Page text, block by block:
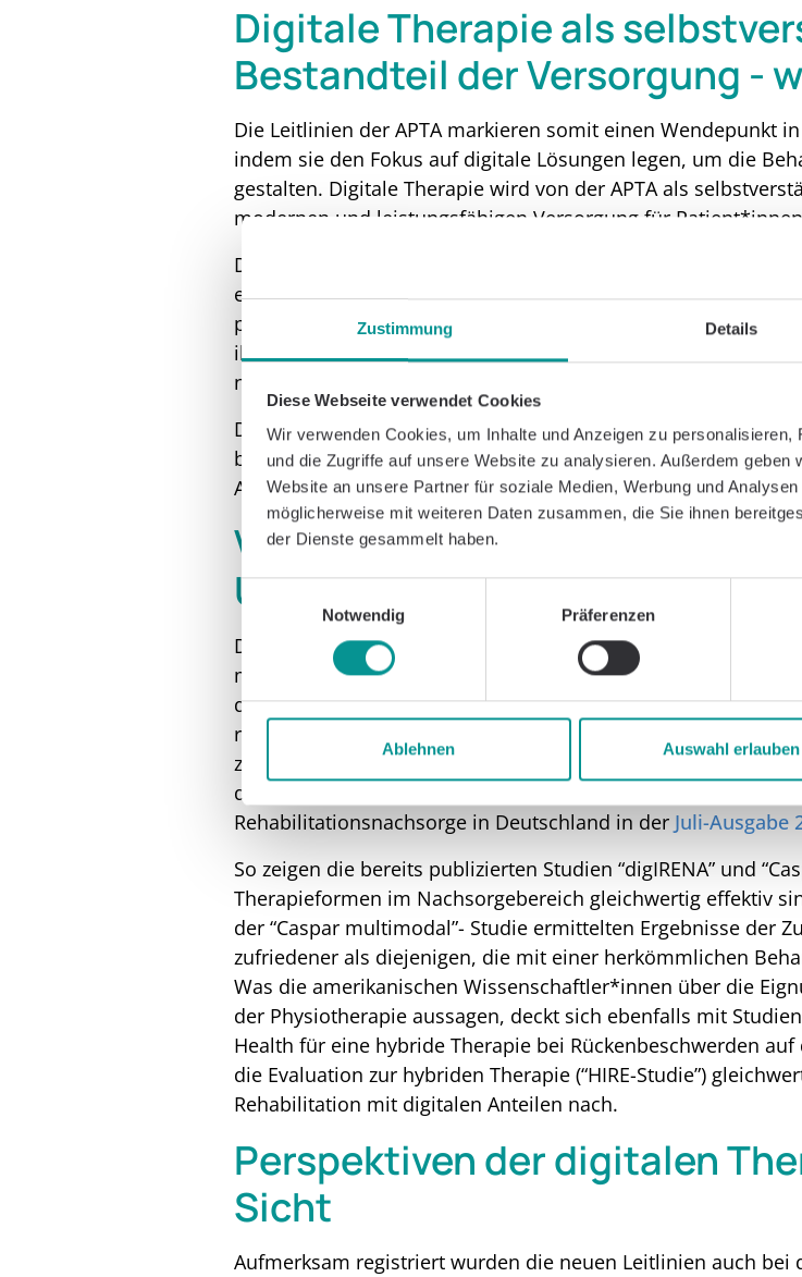
Zustimmung Details
Diese Webseite verwendet Cookies
Wir verwenden Cookies, um Inhalte und Anzeigen zu
und die Zugriffe auf unsere Website zu analysieren. Außerdem
Website an unsere Partner für soziale Medien, Werbung und
möglicherweise mit weiteren Daten zusammen, die Sie ihnen
der Dienste gesammelt haben.
Notwendig
Präferenzen
Ablehnen Auswahl erlauben
Digitale Therapie als
Bestandteil der Versorgung -
Die Leitlinien der APTA markieren somit einen Wendepunkt
indem sie den Fokus auf digitale Lösungen legen, um die
gestalten. Digitale Therapie wird von der APTA als
modernen und leistungsfähigen Versorgung für
Dr. Sebastian Knapp, Leiter Klinische Studien bei Caspar
ein eindeutiges Signal aus. Ihre Empfehlungen reflektieren
potenziellen Risiken und Kosten und bestätigen, dass der
ihrer Analysen ist von guter Qualität. Dies unterstreicht die
nun mit dem Ziel einer internationalen Etablierung weiter
Die Zeitschrift „PT“, die bereits auf Basis der Online-
berichtet hat, resümiert kurz und knapp: „Die Studien
Alternative zur konventionellen In-Person-Therapie darstellen
Vorteile der Telerehabilitation,
Übertragbarkeit
Durch Telerehabilitation bieten sich laut APTA zahlreiche
mehrfach in Studien nachgewiesen hat: So heben die
digitale Therapie einen verbesserten Zugang für
regional weniger gut versorgten Regionen leben oder
zahlreichen Auswertungen zur digitalen
die Zeitschrift PT, hatten Dr. Sebastian Knapp und Frank
Rehabilitationsnachsorge in Deutschland in der Juli-Ausgabe
So zeigen die bereits publizierten Studien “digIRENA” und
Therapieformen im Nachsorgebereich gleichwertig effektiv
der “Caspar multimodal”- Studie ermittelten Ergebnisse der
zufriedener als diejenigen, die mit einer herkömmlichen
Was die amerikanischen Wissenschaftler*innen über die
der Physiotherapie aussagen, deckt sich ebenfalls mit
Health für eine hybride Therapie bei Rückenbeschwerden
die Evaluation zur hybriden Therapie (“HIRE-Studie”)
Rehabilitation mit digitalen Anteilen nach.
Perspektiven der digitalen
Sicht
Aufmerksam registriert wurden die neuen Leitlinien auch bei